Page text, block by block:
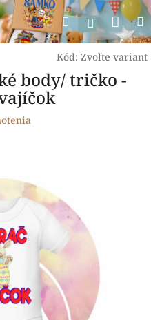
Hľadať
Kód: Zvoľte variant
body/ tričko -